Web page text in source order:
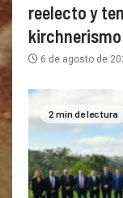
reelecto y
kirchnerismo
6 de agosto de
2 min de lectura